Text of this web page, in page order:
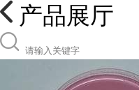
产品展厅